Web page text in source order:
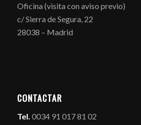
Oficina (visita con aviso previo)
c/ Sierra de Segura, 22
28038 – Madrid
CONTACTAR
Tel. 0034 91 017 81 02